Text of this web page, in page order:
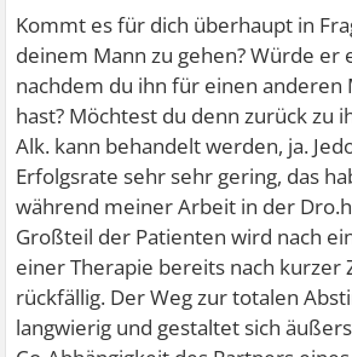
daß eure Ehe gerettet werden kann,
werden darf.
Kommt es für dich überhaupt in
deinem Mann zu gehen? Würde er
nachdem du ihn für einen anderen
hast? Möchtest du denn zurück zu
Alk. kann behandelt werden, ja.
Erfolgsrate sehr sehr gering, das
während meiner Arbeit in der
Großteil der Patienten wird nach
einer Therapie bereits nach kurzer
rückfällig. Der Weg zur totalen
langwierig und gestaltet sich